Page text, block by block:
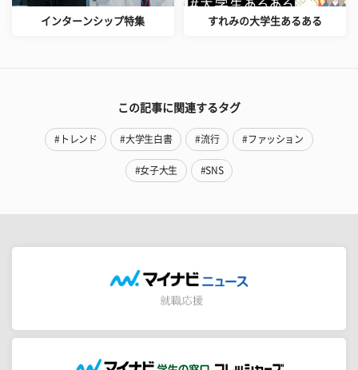
インターンシップ特集 すれみの大学生あるある
この記事に関連するタグ
#トレンド #大学生白書 #流行 #ファッション
#女子大生 #SNS